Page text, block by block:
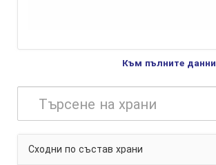
Към пълните данни
Сходни по състав храни